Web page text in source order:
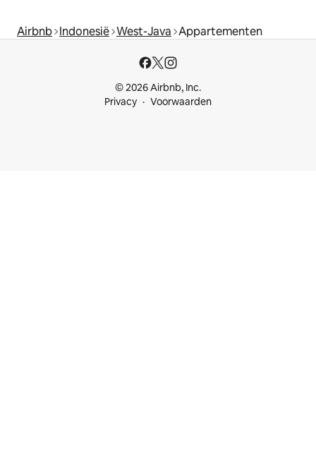
Airbnb Indonesië West-Java Appartementen
© 2026 Airbnb, Inc.
Privacy
Voorwaarden